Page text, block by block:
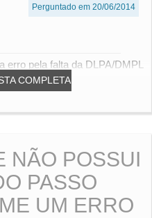
Perguntado em 20/06/2014
COMPLETA
erro pela falta da DLPA/DMPL
a m...
NÃO POSSUI
PASSO
UM ERRO